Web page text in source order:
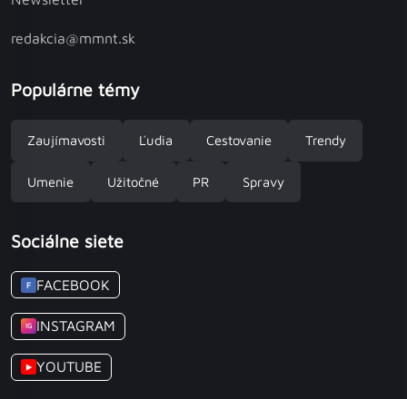
redakcia@mmnt.sk
Populárne témy
Zaujímavosti Ľudia Cestovanie Trendy
Umenie Užitočné PR Spravy
Sociálne siete
F FACEBOOK
IG INSTAGRAM
▶ YOUTUBE